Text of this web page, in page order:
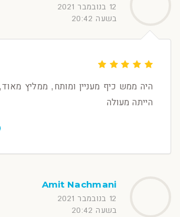
12 בנובמבר 2021
בשעה 20:42
היה ממש כיף מעניין ומותח, ממליץ
הייתה מעולה
Amit Nachmani
12 בנובמבר 2021
בשעה 20:42